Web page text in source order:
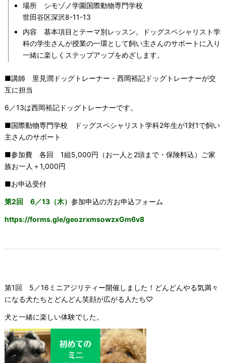
場所 シモゾノ学園国際動物専門学校
世田谷区深沢8-11-13
内容 基本項目とテーマ別レッスン。ドッグスペシャリスト学
科の学生さんが授業の一環として飼い主さんのサポートに入り
一緒に楽しくステップアップをめざします。
■講師 里見潤ドッグトレーナー・西岡裕記ドッグトレーナーが交
互に担当
6／13は西岡裕記ドッグトレーナーです。
■国際動物専門学校 ドッグスペシャリスト学科2年生が1対1で飼い
主さんのサポート
■参加費 各回 1組5,000円（お一人と2頭まで・保険料込）ご家
族お一人＋1,000円
■お申込受付
第2回 6／13（木） 参加申込の方お申込フォーム
https://forms.gle/geozrxmsowzxGm6v8
第1回 5／16ミニアジリティー開催しました！どんどんやる気満々
になる犬たちとどんどん笑顔が広がる人たち♡
犬と一緒に楽しい体験でした。